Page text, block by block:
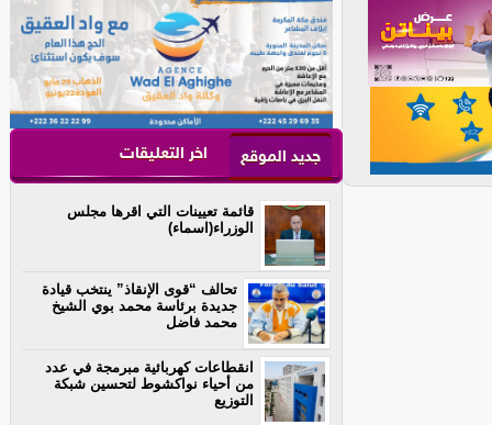
جديد الموقع اخر التعليقات
قائمة تعيينات التي اقرها مجلس
الوزراء(اسماء)
تحالف “قوى الإنقاذ” ينتخب قيادة
جديدة برئاسة محمد بوي الشيخ
محمد فاضل
انقطاعات كهربائية مبرمجة في عدد
من أحياء نواكشوط لتحسين شبكة
التوزيع